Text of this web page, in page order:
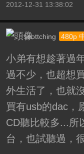
2012-12-31 13:38:02
scottching 480p
小弟有想趁著過
過不少，也超想
外生活了，也就
買有usb的dac，
CD聽比較多...所
台，也試聽過，